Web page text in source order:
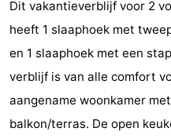
Dit vakantieverblijf voor 2
heeft 1 slaaphoek met
en 1 slaaphoek met een
verblijf is van alle comfort
aangename woonkamer
balkon/terras. De open